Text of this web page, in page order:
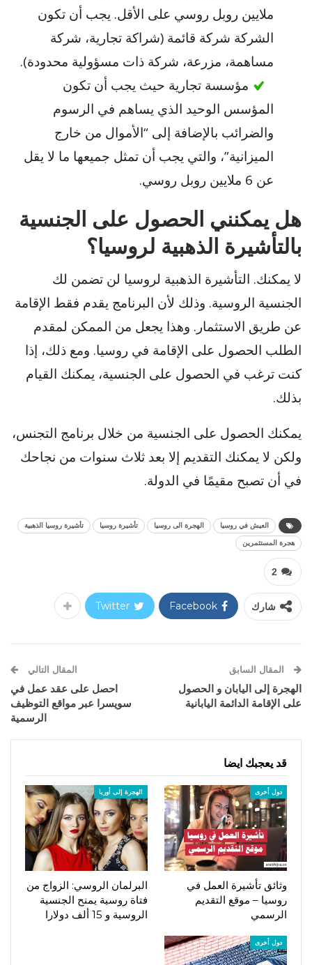
ملايين روبل روسي على الأقل. يجب أن تكون
الشركة شركة قائمة (شراكة تجارية، شركة
مساهمة، مزرعة، شركة ذات مسؤولية محدودة).
مؤسسة تجارية حيث يجب أن تكون
المؤسس الوحيد الذي يساهم في الرسوم
والضرائب بالإضافة إلى “الأموال من خارج
الميزانية”، والتي يجب أن تمثل جميعها ما لا يقل
عن 6 ملايين روبل روسي.
هل يمكنني الحصول على الجنسية
بالتأشيرة الذهبية لروسيا؟
لا يمكنك. التأشيرة الذهبية لروسيا لن تضمن لك
الجنسية الروسية. وذلك لأن البرنامج يقدم فقط الإقامة
عن طريق الاستثمار. وهذا يجعل من الممكن لمقدم
الطلب الحصول على الإقامة في روسيا. ومع ذلك، إذا
كنت ترغب في الحصول على الجنسية، يمكنك القيام
بذلك.
يمكنك الحصول على الجنسية من خلال برنامج التجنس،
ولكن لا يمكنك التقديم إلا بعد ثلاث سنوات من نجاحك
في أن تصبح مقيمًا في الدولة.
العيش في روسيا الهجرة الى روسيا تأشيرة روسيا
تأشيرة روسيا الذهبية
هجرة المستثمرين
2
شارك Facebook
Twitter
المقال السابق
الهجرة إلى اليابان و الحصول
على الإقامة الدائمة اليابانية
المقال التالي
احصل على عقد عمل في
سويسرا عبر مواقع التوظيف
الرسمية
قد يعجبك ايضا
دول أخرى
وثائق تأشيرة العمل في
روسيا – موقع التقديم
الرسمي
الهجرة إلى أوربا
البرلمان الروسي: الزواج من
فتاة روسية يمنح الجنسية
الروسية و 15 ألف دولارا
دول أخرى